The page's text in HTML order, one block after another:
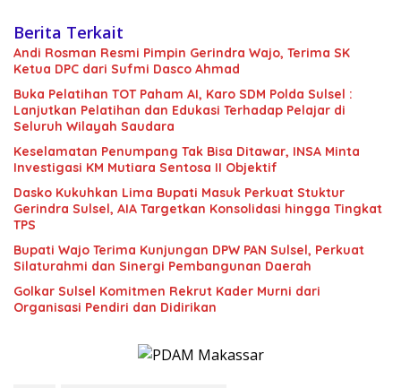
Berita Terkait
Andi Rosman Resmi Pimpin Gerindra Wajo, Terima SK
Ketua DPC dari Sufmi Dasco Ahmad
Buka Pelatihan TOT Paham AI, Karo SDM Polda Sulsel :
Lanjutkan Pelatihan dan Edukasi Terhadap Pelajar di
Seluruh Wilayah Saudara
Keselamatan Penumpang Tak Bisa Ditawar, INSA Minta
Investigasi KM Mutiara Sentosa II Objektif
Dasko Kukuhkan Lima Bupati Masuk Perkuat Stuktur
Gerindra Sulsel, AIA Targetkan Konsolidasi hingga Tingkat
TPS
Bupati Wajo Terima Kunjungan DPW PAN Sulsel, Perkuat
Silaturahmi dan Sinergi Pembangunan Daerah
Golkar Sulsel Komitmen Rekrut Kader Murni dari
Organisasi Pendiri dan Didirikan